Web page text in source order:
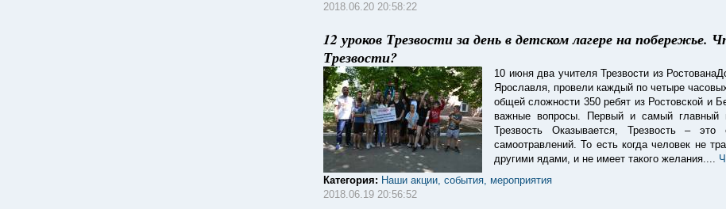
2018.06.20 20:58:22
12 уроков Трезвости за день в детском лагере на
Трезвости?
10 июня два учителя Трезвости из
Ярославля, провели каждый по четыре
общей сложности 350 ребят из Ростовской и
важные вопросы. Первый и самый главный
Трезвость Оказывается, Трезвость – это
самоотравлений. То есть когда человек не
другими ядами, и не имеет такого желания....
Категория: Наши акции, события, мероприятия
2018.06.19 20:56:52